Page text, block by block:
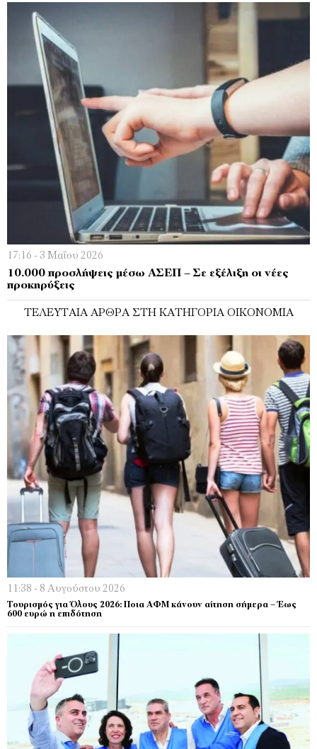
17:16 - 3 Μαΐου 2026
10.000 προσλήψεις μέσω ΑΣΕΠ – Σε εξέλιξη οι νέες
προκηρύξεις
ΤΕΛΕΥΤΑΊΑ ΆΡΘΡΑ ΣΤΗ ΚΑΤΗΓΟΡΊΑ ΟΙΚΟΝΟΜΊΑ
11:38 - 8 Αυγούστου 2026
Τουρισμός για Όλους 2026: Ποια ΑΦΜ κάνουν αίτηση σήμερα – Έως
600 ευρώ η επιδότηση